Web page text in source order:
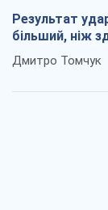
Результат
більший, ніж
Дмитро Томчук